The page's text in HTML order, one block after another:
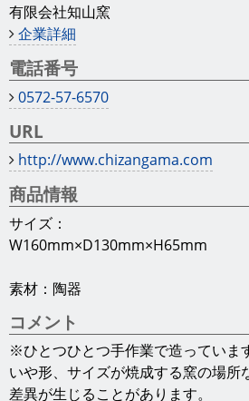
有限会社知山窯
企業詳細
電話番号
0572-57-6570
URL
http://www.chizangama.com
商品情報
サイズ：
W160mm×D130mm×H65mm
素材：陶器
コメント
※ひとつひとつ手作業で造っていま
いや形、サイズが焼成する窯の場所
差異が生じることがあります。